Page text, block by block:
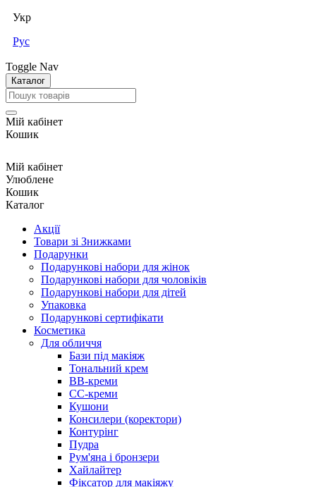
Укр
Рус
Toggle Nav
Каталог
Мій кабінет
Кошик
Мій кабінет
Улюблене
Кошик
Каталог
Акції
Товари зі Знижками
Подарунки
Подарункові набори для жінок
Подарункові набори для чоловіків
Подарункові набори для дітей
Упаковка
Подарункові сертифікати
Косметика
Для обличчя
Бази під макіяж
Тональний крем
BB-креми
CC-креми
Кушони
Консилери (коректори)
Контурінг
Пудра
Рум'яна і бронзери
Хайлайтер
Фіксатор для макіяжу